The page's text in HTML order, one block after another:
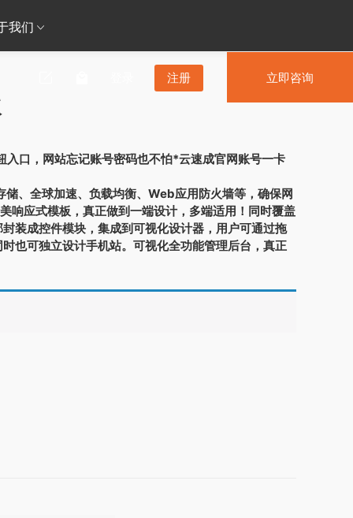
我们
注册 立即咨询
入口，网站忘记账号密码也不怕*云速成官网账号一卡
储、全球加速、负载均衡、Web应用防火墙等，确保网
响应式模板，真正做到一端设计，多端适用！同时覆盖
装成控件模块，集成到可视化设计器，用户可通过拖
也可独立设计手机站。可视化全功能管理后台，真正